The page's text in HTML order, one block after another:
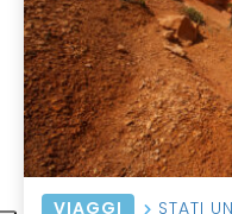
VIAGGI STATI